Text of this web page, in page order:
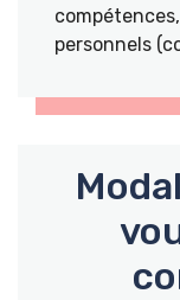
personnels